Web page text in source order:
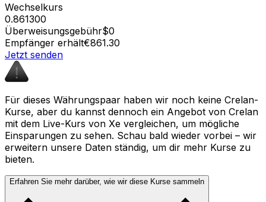
Wechselkurs
0.861300
Überweisungsgebühr$0
Empfänger erhält€861.30
Jetzt senden
Für dieses Währungspaar haben wir noch keine Crelan-
Kurse, aber du kannst dennoch ein Angebot von Crelan
mit dem Live-Kurs von Xe vergleichen, um mögliche
Einsparungen zu sehen. Schau bald wieder vorbei – wir
erweitern unsere Daten ständig, um dir mehr Kurse zu
bieten.
Erfahren Sie mehr darüber, wie wir diese Kurse sammeln